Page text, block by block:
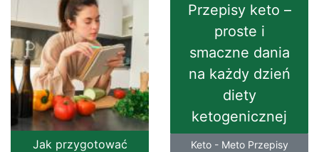
Jak przygotować
Przepisy keto –
proste i
smaczne dania
na każdy dzień
diety
ketogenicznej
Keto - Meto Przepisy